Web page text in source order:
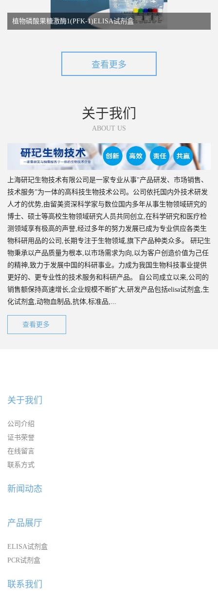
植物磷酸果糖激酶1(PFK-1)ELISA试剂盒
查看更多
关于我们
ABOUT US
上海研玘生物技术有限公司是一家专业从事"产品研发、市场销售、
技术服务”为一体的高科技生物技术公司。公司依托国内外技术研发
人才的优势,由留美资深科学家与数位国内多年从事生物领域研究的
博士、硕士等高校生物领域研究人员共同创立,在科学研究和医疗检
测领域享有极高的声誉,经过多年的努力发展已成为专业供应各类生
物科研用品的公司,长期专注于生物领域,旗下产品种类众多。 研玘生
物秉承以产品质量为根本,以市场需求为向,以为客户创造价值为己任
的精神,致力于发展中国的科研事业。力成为我国生物科技事业提供
更好的、更专业性的技术服务和科研产品。 自公司成立以来,公司的
销售额保持高速增长,企业规模不断扩大,研发产品包括elisa试剂盒,生
化试剂盒,动物血制品,抗体,标准品,...
查看更多
关于我们
公司介绍
证书荣誉
在线留言
联系方式
新闻动态
产品展厅
ELISA试剂盒
PCR试剂盒
联系我们